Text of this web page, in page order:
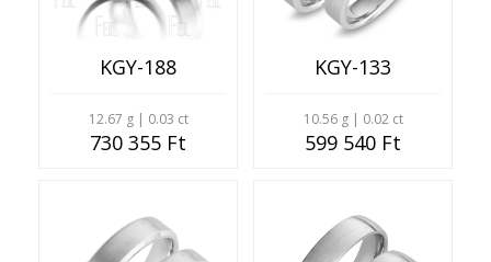
KGY-188
12.67 g | 0.03 ct
730 355 Ft
KGY-133
10.56 g | 0.02 ct
599 540 Ft